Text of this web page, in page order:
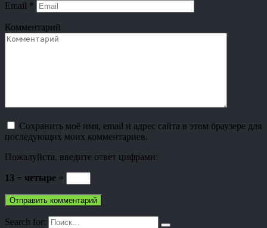
Email *
Комментарий
Сохранить моё имя, email и адрес сайта в этом браузере для
последующих моих комментариев.
Пожалуйста, введите ответ цифрами:
13 − четыре =
Search for: